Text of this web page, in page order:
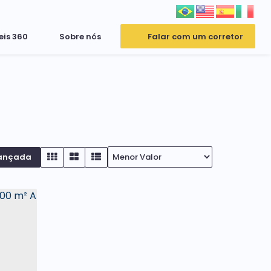
Falar com um corretor
Sobre nós
360